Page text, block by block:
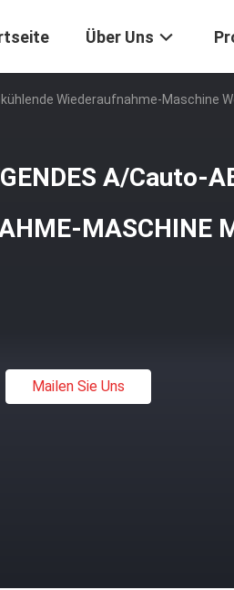
Über Uns
Wiederaufnahme-Maschine
A/Cauto-
MASCHINE
Mailen Sie Uns